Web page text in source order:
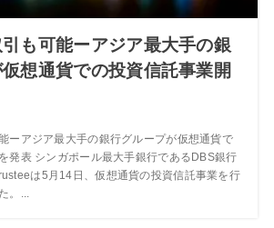
も可能ーアジア最大手の銀
想通貨での投資信託事業開
ーアジア最大手の銀行グループが仮想通貨で
発表 シンガポール最大手銀行であるDBS銀行
は5月14日、仮想通貨の投資信託事業を行
。...